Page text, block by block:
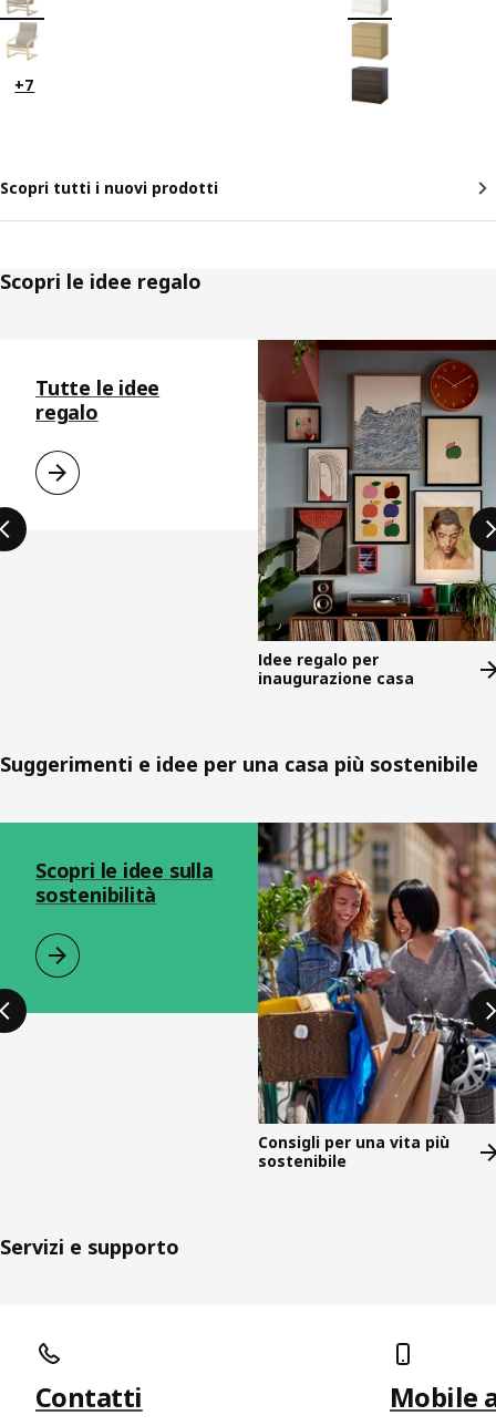
Opzione: POÄNG, Poltrona, impiallacciatura di betulla/Knisa beige
+7
Opzione:
Opzione:
Scopri tutti i nuovi prodotti
Scopri le idee regalo
Tutte le idee
regalo
Idee regalo per
inaugurazione casa
Suggerimenti e idee per una casa più sostenibile
Scopri le idee sulla
sostenibilità
Consigli per una vita più
sostenibile
Servizi e supporto
Contatti Mobile